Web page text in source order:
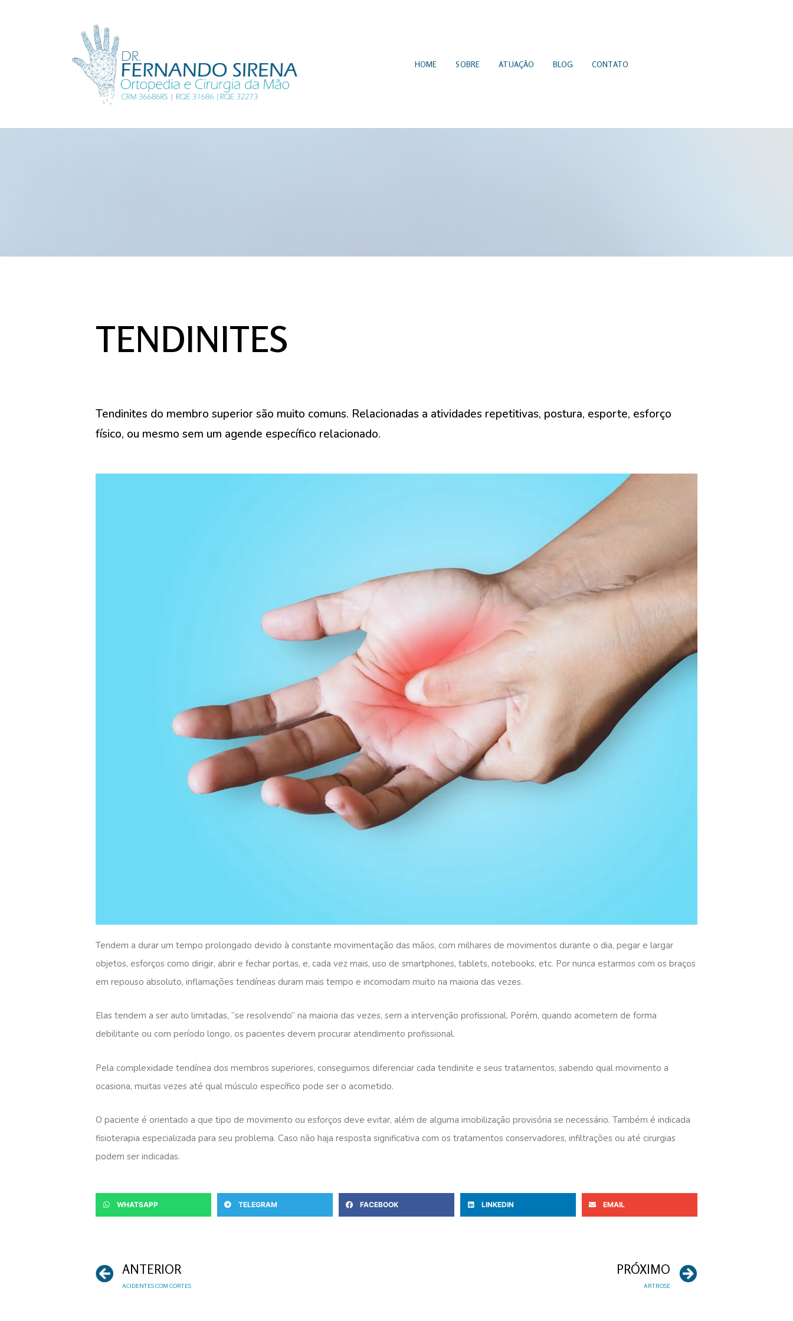
HOME SOBRE ATUAÇÃO BLOG CONTATO
TENDINITES
Tendinites do membro superior são muito comuns. Relacionadas a atividades repetitivas, postura, esporte, esforço
físico, ou mesmo sem um agende específico relacionado.
Tendem a durar um tempo prolongado devido à constante movimentação das mãos, com milhares de movimentos durante o dia, pegar e largar
objetos, esforços como dirigir, abrir e fechar portas, e, cada vez mais, uso de smartphones, tablets, notebooks, etc. Por nunca estarmos com os braços
em repouso absoluto, inflamações tendíneas duram mais tempo e incomodam muito na maioria das vezes.
Elas tendem a ser auto limitadas, “se resolvendo” na maioria das vezes, sem a intervenção profissional. Porém, quando acometem de forma
debilitante ou com período longo, os pacientes devem procurar atendimento profissional.
Pela complexidade tendínea dos membros superiores, conseguimos diferenciar cada tendinite e seus tratamentos, sabendo qual movimento a
ocasiona, muitas vezes até qual músculo específico pode ser o acometido.
O paciente é orientado a que tipo de movimento ou esforços deve evitar, além de alguma imobilização provisória se necessário. Também é indicada
fisioterapia especializada para seu problema. Caso não haja resposta significativa com os tratamentos conservadores, infiltrações ou até cirurgias
podem ser indicadas.
WHATSAPP TELEGRAM FACEBOOK LINKEDIN EMAIL
ANTERIOR
ACIDENTES COM CORTES
PRÓXIMO
ARTROSE